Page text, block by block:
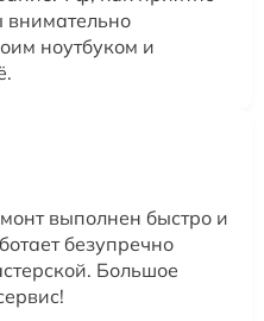
внимательно
ноутбуком и
выполнен быстро и
безупречно
Большое